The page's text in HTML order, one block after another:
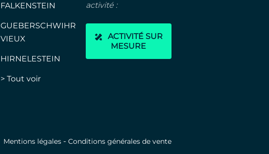
FALKENSTEIN
GUEBERSCHWIHR
VIEUX
HIRNELESTEIN
> Tout voir
activité :
ACTIVITÉ SUR
MESURE
Mentions légales- Conditions générales de vente